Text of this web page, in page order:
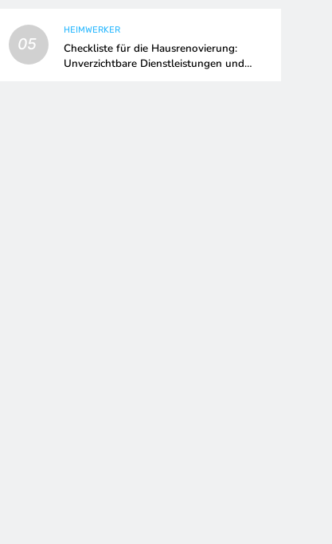
05
HEIMWERKER
Checkliste für die Hausrenovierung:
Unverzichtbare Dienstleistungen und